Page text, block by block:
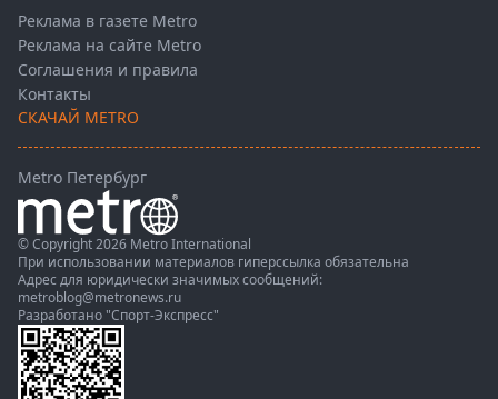
Реклама в газете Metro
Реклама на сайте Metro
Соглашения и правила
Контакты
СКАЧАЙ METRO
Metro Петербург
© Copyright 2026 Metro International
При использовании материалов гиперссылка обязательна
Адрес для юридически значимых сообщений:
metroblog@metronews.ru
Разработано "Спорт-Экспресс"